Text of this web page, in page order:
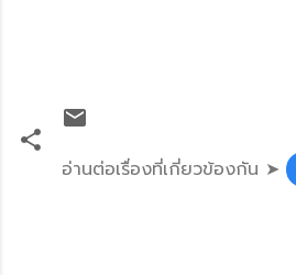
อ่านต่อเรื่องที่เกี่ยวข้องกัน ➤